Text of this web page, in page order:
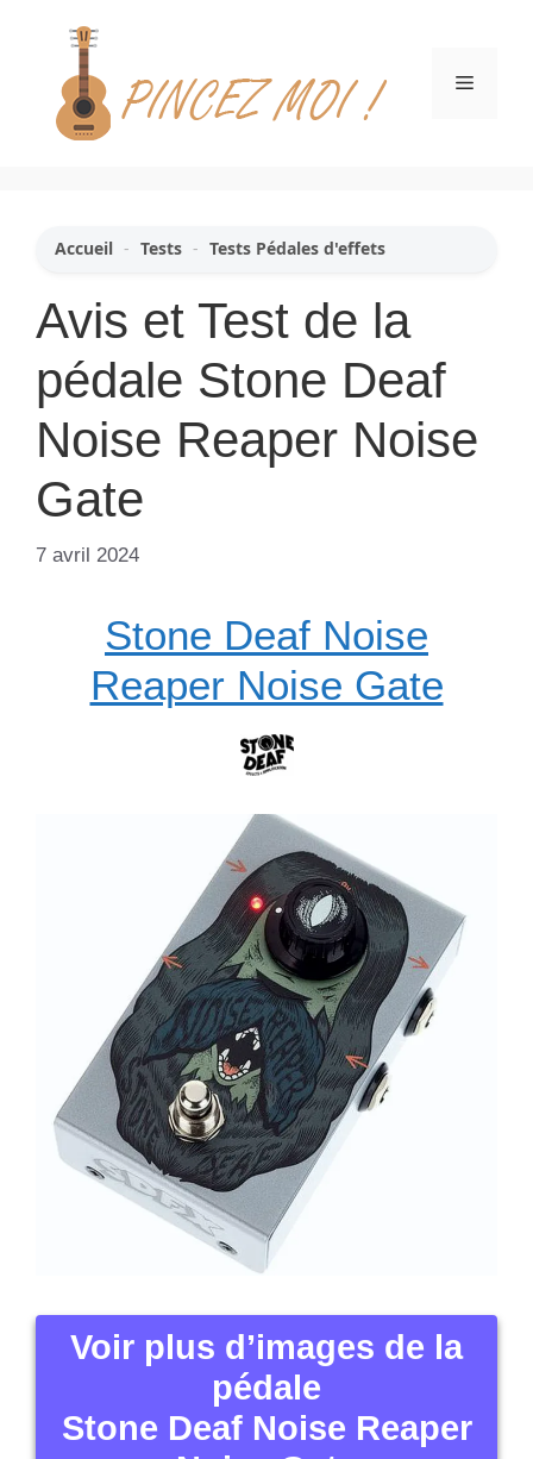
contenu
Menu
Accueil - Tests - Tests Pédales d'effets
Avis et Test de la
pédale Stone Deaf
Noise Reaper Noise
Gate
7 avril 2024
Stone Deaf Noise
Reaper Noise Gate
Voir plus d’images de la
pédale
Stone Deaf Noise Reaper